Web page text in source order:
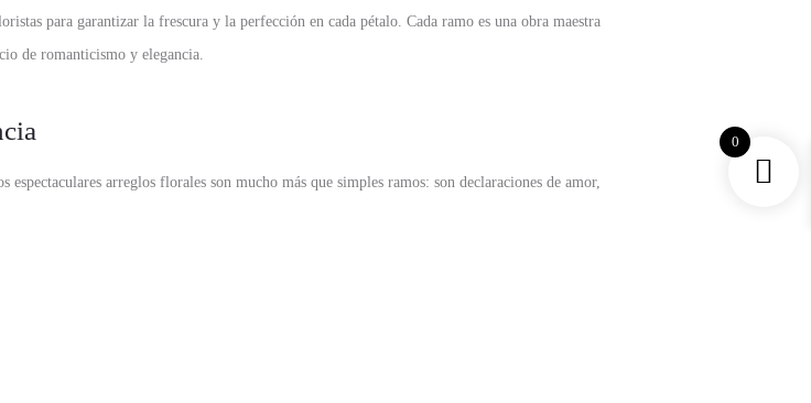
para garantizar la frescura y la perfección en cada pétalo. Cada ramo es una obra maestra
de romanticismo y elegancia.
arreglos florales son mucho más que simples ramos: son declaraciones de amor,
0